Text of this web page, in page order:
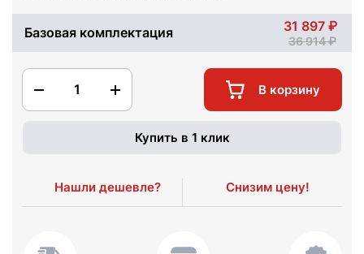
Базовая комплектация 31 897
36 914
1 В корзину
Купить в 1 клик
Нашли дешевле? Снизим цену!